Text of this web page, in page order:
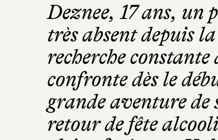
Deznee, 17 ans, un
très absent depuis
recherche constante
confronte dès le
grande aventure de
retour de fête